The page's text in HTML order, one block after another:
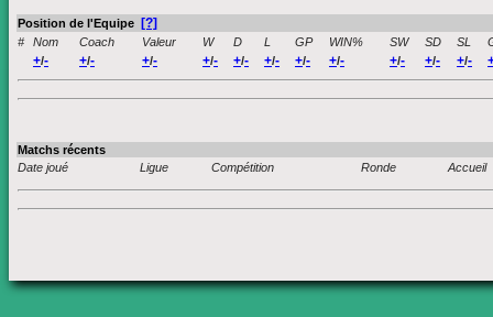
Position de l'Equipe [?]
# Nom Coach Valeur W D L GP WIN% SW SD SL
+/- +/- +/- +/- +/- +/- +/- +/- +/- +/- +/-
Matchs récents
Date joué
Ligue Compétition Ronde Accueil